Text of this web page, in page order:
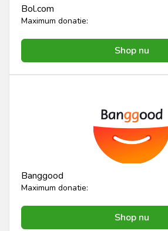
Bol.com
Maximum donatie:
Shop nu
Banggood
Maximum donatie:
Shop nu